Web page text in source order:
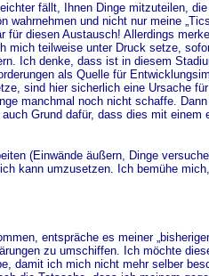
fällt, Ihnen Dinge mitzuteilen,
und nicht nur meine
diesen Austausch! Allerdings
teilweise unter Druck setze,
Ich denke, dass ist in diesem
als Quelle für
sind hier sicherlich eine Ursache für
manchmal noch nicht schaffe.
Grund dafür, dass dies mit einem
(Einwände äußern, Dinge
kann umzusetzen. Ich bemühe
entspräche es meiner
zu umschiffen. Ich möchte
damit ich mich nicht mehr selber